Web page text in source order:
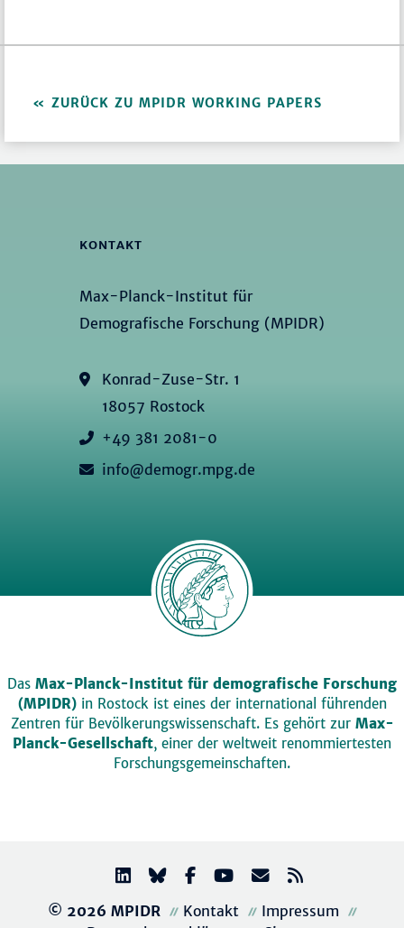
ZURÜCK ZU MPIDR WORKING PAPERS
KONTAKT
Max-Planck-Institut für
Demografische Forschung (MPIDR)
Konrad-Zuse-Str. 1
18057 Rostock
+49 381 2081-0
info@demogr.mpg.de
Das Max-Planck-Institut für demografische Forschung
(MPIDR)in Rostock ist eines der international führenden
Zentren für Bevölkerungswissenschaft. Es gehört zur Max-
Planck-Gesellschaft, einer der weltweit renommiertesten
Forschungsgemeinschaften.
© 2026 MPIDR Kontakt
Impressum